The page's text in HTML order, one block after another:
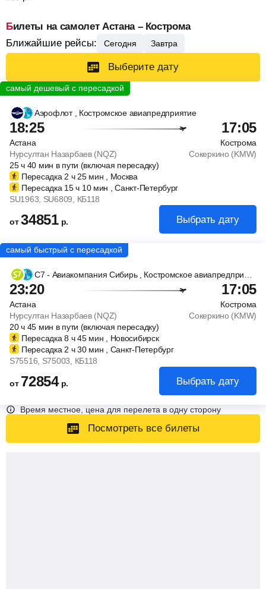
Билеты на самолет Астана – Кострома
Ближайшие рейсы:
Сегодня Завтра
Выберите дату
Аэрофлот , Костромское авиапредприятие
18:25 17:05
Астана
Кострома
Нурсултан Назарбаев (NQZ)
Сокеркино (KMW)
25ч40 мин в пути (включая пересадку)
Пересадка 2 ч25 мин , Москва
Пересадка 15ч 10 мин , Санкт-Петербург
SU1963 , SU6809 , КБ118
от34851 р. Выбрать дату
С7 - Авиакомпания Сибирь , Костромское авиапредприятие
23:20 17:05
Астана
Кострома
Нурсултан Назарбаев (NQZ)
Сокеркино (KMW)
20ч45 мин в пути (включая пересадку)
Пересадка 8 ч45 мин , Новосибирск
Пересадка 2 ч30 мин , Санкт-Петербург
S75516 , S75003 , КБ118
от 72854 р. Выбрать дату
Время местное, цена для перелета в одну сторону
Посмотреть все билеты